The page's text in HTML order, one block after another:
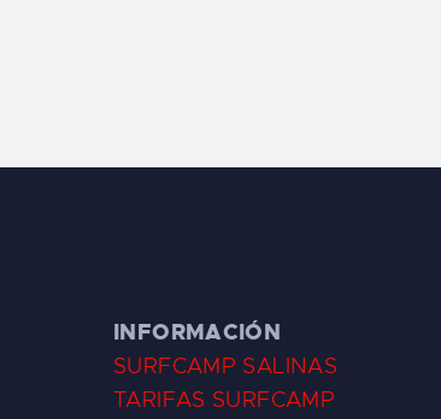
INFORMACIÓN
SURFCAMP SALINAS
TARIFAS SURFCAMP